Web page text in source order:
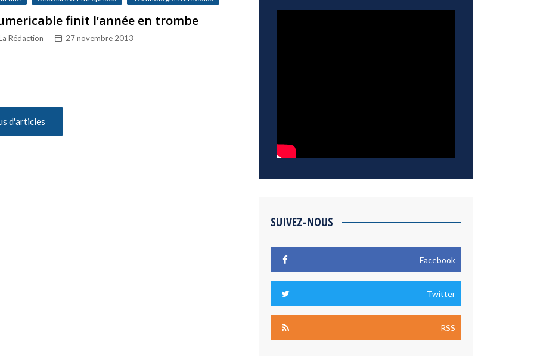
Santé & Biotechnologie
Technologies & Médias
finit l’année en trombe
Rédaction 27 novembre 2013
d'articles
SUIVEZ-NOUS
Facebook
Twitter
RSS